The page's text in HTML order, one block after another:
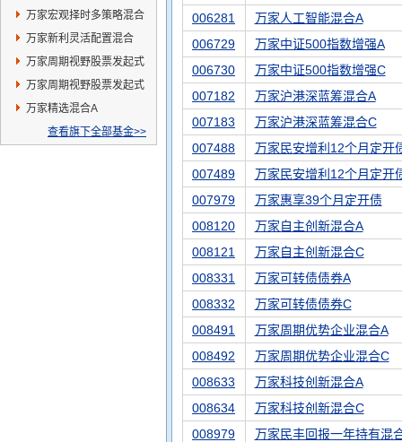
C
万家宏观择时多策略混合
A
万家新利灵活配置混合
万家周期视野股票发起式
C
万家周期视野股票发起式
A
万家精选混合A
查看旗下全部基金>>
006281
万家人工智能混合A
006729
万家中证500指数增强A
006730
万家中证500指数增强C
007182
万家沪港深蓝筹混合A
007183
万家沪港深蓝筹混合C
007488
万家民安增利12个月定开
007489
万家民安增利12个月定开
007979
万家惠享39个月定开债
008120
万家自主创新混合A
008121
万家自主创新混合C
008331
万家可转债债券A
008332
万家可转债债券C
008491
万家周期优势企业混合A
008492
万家周期优势企业混合C
008633
万家科技创新混合A
008634
万家科技创新混合C
008979
万家民丰回报一年持有混